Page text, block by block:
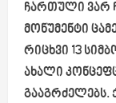
ჩართული ვარ
მონუმენტი
რიცხვი 13
ახალი
გააგრძელებს.